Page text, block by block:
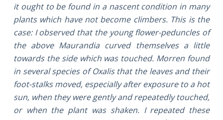
it ought to be found in a nascent condition in many
plants which have not become climbers. This is the
case: I observed that the young flower-peduncles of
the above Maurandia curved themselves a little
towards the side which was touched. Morren found
in several species of Oxalis that the leaves and their
foot-stalks moved, especially after exposure to a hot
sun, when they were gently and repeatedly touched,
or when the plant was shaken. I repeated these